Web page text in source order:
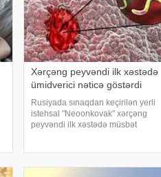
Xərçəng peyvəndi ilk xəstədə
ümidverici nəticə göstərdi
Rusiyada sınaqdan keçirilən yerli
istehsal "Neoonkovak" xərçəng
peyvəndi ilk xəstədə müsbət
Mikrobiologiya Mərkəzini